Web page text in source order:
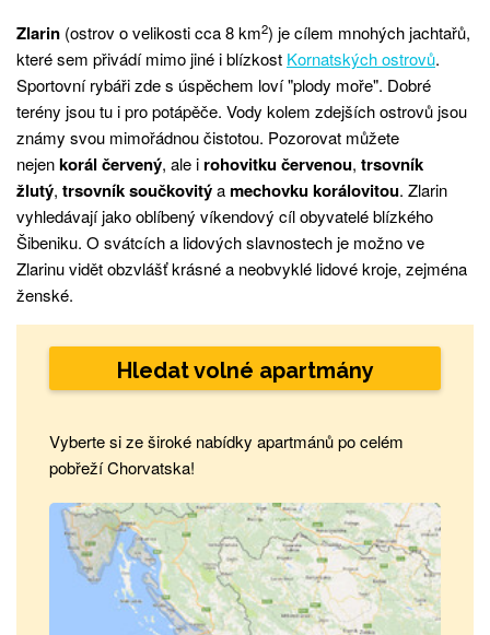
Zlarin (ostrov o velikosti cca 8 km2) je cílem mnohých jachtařů,
které sem přivádí mimo jiné i blízkost Kornatských ostrovů.
Sportovní rybáři zde s úspěchem loví "plody moře". Dobré
terény jsou tu i pro potápěče. Vody kolem zdejších ostrovů jsou
známy svou mimořádnou čistotou. Pozorovat můžete
nejenkorál červený, ale i rohovitku červenou, trsovník
žlutý, trsovník součkovitýamechovku korálovitou. Zlarin
vyhledávají jako oblíbený víkendový cíl obyvatelé blízkého
Šibeniku. O svátcích a lidových slavnostech je možno ve
Zlarinu vidět obzvlášť krásné a neobvyklé lidové kroje, zejména
ženské.
Hledat volné apartmány
Vyberte si ze široké nabídky apartmánů po celém
pobřeží Chorvatska!